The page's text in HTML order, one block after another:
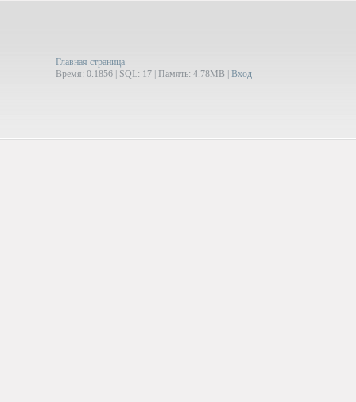
Главная страница
Время: 0.1856 | SQL: 17 | Память: 4.78MB Вход